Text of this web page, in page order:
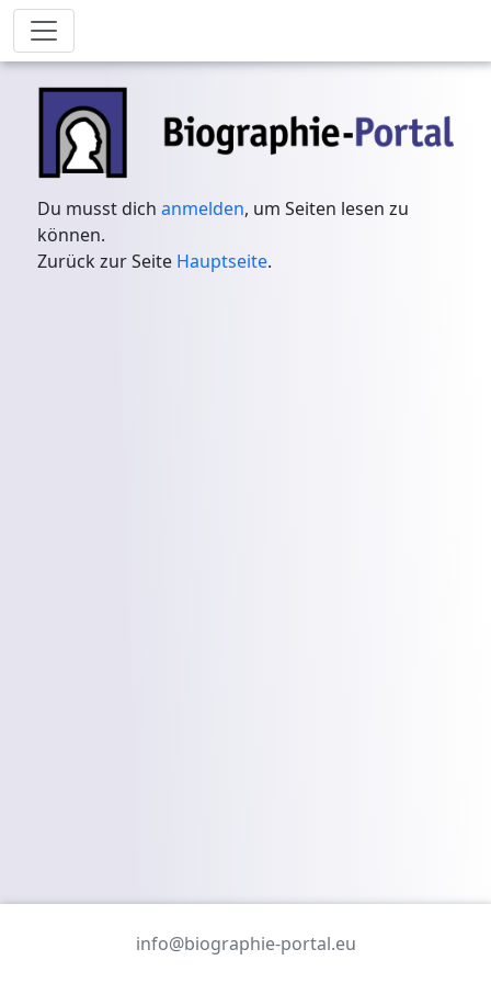
Du musst dichanmelden, um Seiten lesen zu
können.
Zurück zur Seite Hauptseite.
info@biographie-portal.eu